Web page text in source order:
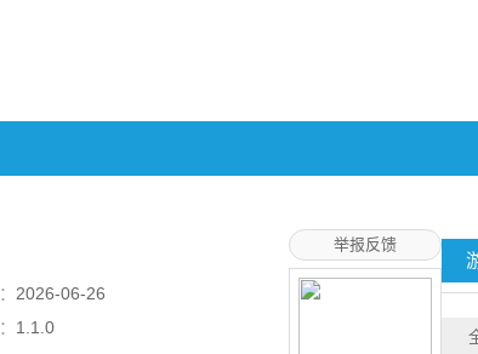
2026-06-26
1.1.0
举报反馈